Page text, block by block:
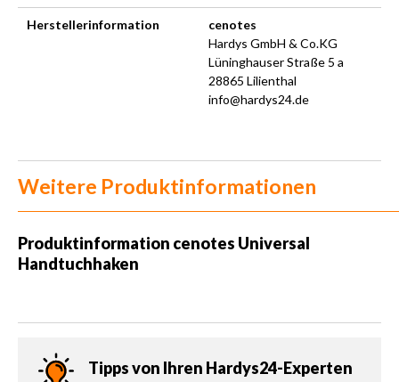
Herstellerinformation
cenotes
Hardys GmbH & Co.KG
Lüninghauser Straße 5 a
28865 Lilienthal
info@hardys24.de
Weitere Produktinformationen
Produktinformation cenotes Universal
Handtuchhaken
Tipps von Ihren Hardys24-Experten